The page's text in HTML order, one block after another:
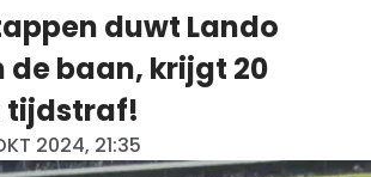
duwt Lando
de baan, krijgt 20
tijdstraf!
2024, 21:35